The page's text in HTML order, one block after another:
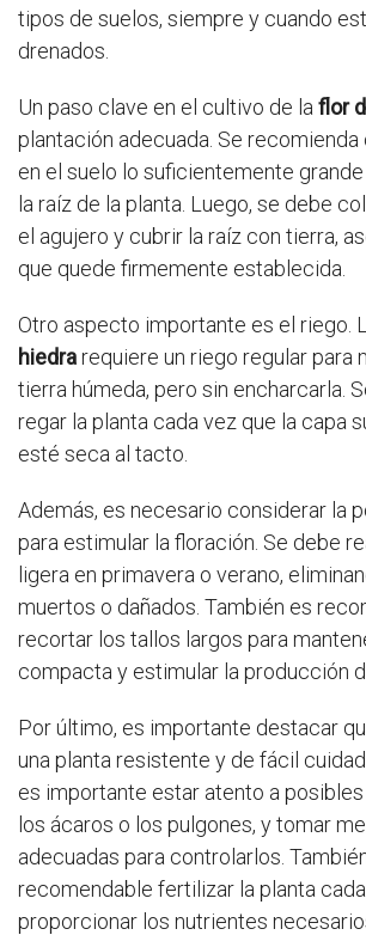
tipos de suelos, siempre y cuando
drenados.
Un paso clave en el cultivo de la flor
plantación adecuada. Se recomienda
en el suelo lo suficientemente
la raíz de la planta. Luego, se debe
el agujero y cubrir la raíz con tierra,
que quede firmemente establecida.
Otro aspecto importante es el riego.
hiedrarequiere un riego regular para
tierra húmeda, pero sin encharcarla.
regar la planta cada vez que la capa
esté seca al tacto.
Además, es necesario considerar la
para estimular la floración. Se debe
ligera en primavera o verano,
muertos o dañados. También es
recortar los tallos largos para
compacta y estimular la producción
Por último, es importante destacar
una planta resistente y de fácil
es importante estar atento a
los ácaros o los pulgones, y tomar
adecuadas para controlarlos.
recomendable fertilizar la planta
proporcionar los nutrientes